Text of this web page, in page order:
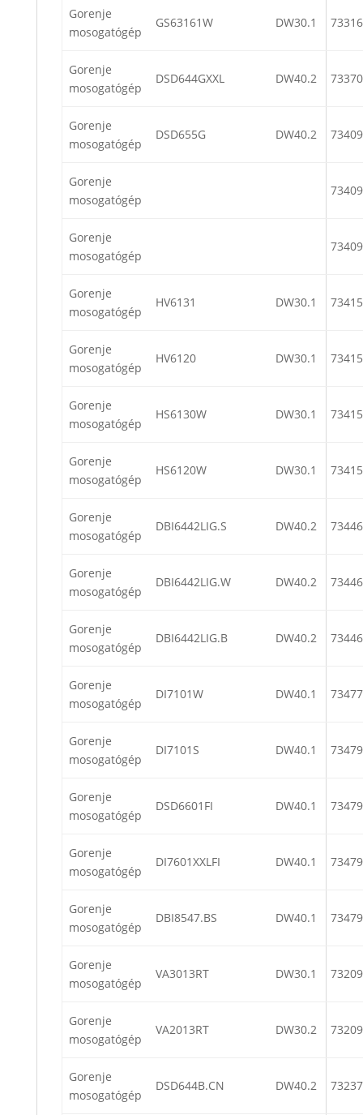
Gorenje
mosogatógép
GS63161W DW30.1
Gorenje
mosogatógép
DSD644GXXL DW40.2
Gorenje
mosogatógép
DSD655G DW40.2
Gorenje
mosogatógép
Gorenje
mosogatógép
Gorenje
mosogatógép
HV6131 DW30.1
Gorenje
mosogatógép
HV6120 DW30.1
Gorenje
mosogatógép
HS6130W DW30.1
Gorenje
mosogatógép
HS6120W DW30.1
Gorenje
mosogatógép
DBI6442LIG.S DW40.2
Gorenje
mosogatógép
DBI6442LIG.W DW40.2
Gorenje
mosogatógép
DBI6442LIG.B DW40.2
Gorenje
mosogatógép
DI7101W DW40.1
Gorenje
mosogatógép
DI7101S DW40.1
Gorenje
mosogatógép
DSD6601FI DW40.1
Gorenje
mosogatógép
DI7601XXLFI DW40.1
Gorenje
mosogatógép
DBI8547.BS DW40.1
Gorenje
mosogatógép
VA3013RT DW30.1
Gorenje
mosogatógép
VA2013RT DW30.2
Gorenje
mosogatógép
DSD644B.CN DW40.2